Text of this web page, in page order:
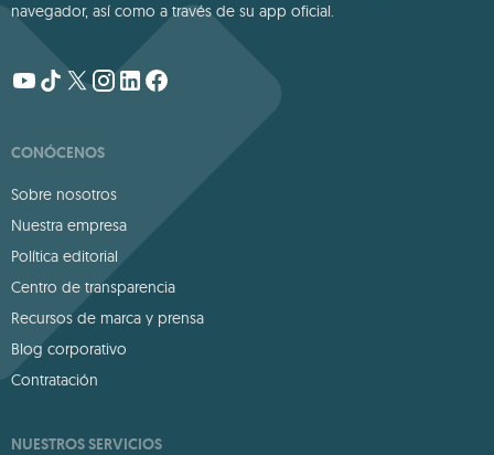
navegador, así como a través de su app oficial.
CONÓCENOS
Sobre nosotros
Nuestra empresa
Política editorial
Centro de transparencia
Recursos de marca y prensa
Blog corporativo
Contratación
NUESTROS SERVICIOS